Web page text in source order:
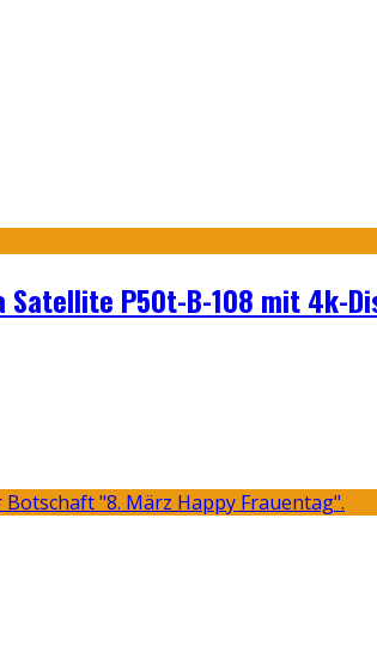
Satellite P50t-B-108 mit 4k-